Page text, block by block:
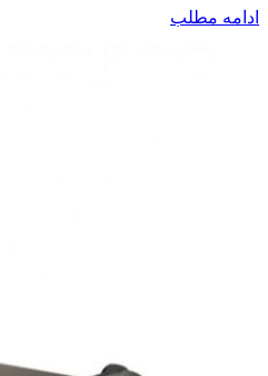
ادامه مطلب